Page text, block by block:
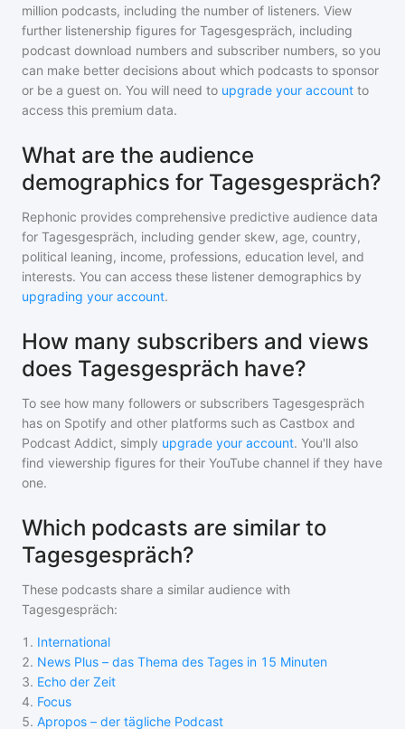
million podcasts, including the number of listeners. View
further listenership figures for Tagesgespräch, including
podcast download numbers and subscriber numbers, so you
can make better decisions about which podcasts to sponsor
or be a guest on. You will need to upgrade your account to
access this premium data.
What are the audience
demographics for Tagesgespräch?
Rephonic provides comprehensive predictive audience data
for Tagesgespräch, including gender skew, age, country,
political leaning, income, professions, education level, and
interests. You can access these listener demographics by
upgrading your account.
How many subscribers and views
does Tagesgespräch have?
To see how many followers or subscribers Tagesgespräch
has on Spotify and other platforms such as Castbox and
Podcast Addict, simply upgrade your account. You'll also
find viewership figures for their YouTube channel if they have
one.
Which podcasts are similar to
Tagesgespräch?
These podcasts share a similar audience with
Tagesgespräch:
1 . International
2. News Plus – das Thema des Tages in 15 Minuten
3. Echo der Zeit
4. Focus
5. Apropos – der tägliche Podcast